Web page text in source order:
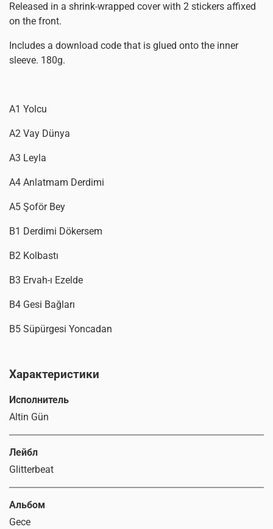
Released in a shrink-wrapped cover with 2 stickers affixed
on the front.
Includes a download code that is glued onto the inner
sleeve. 180g.
A1 Yolcu
A2 Vay Dünya
A3 Leyla
A4 Anlatmam Derdimi
A5 Şoför Bey
B1 Derdimi Dökersem
B2 Kolbastı
B3 Ervah-ı Ezelde
B4 Gesi Bağları
B5 Süpürgesi Yoncadan
Характеристики
Исполнитель
Altin Gün
Лейбл
Glitterbeat
Альбом
Gece